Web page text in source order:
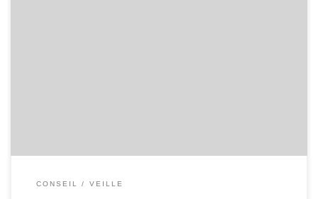
CONSEIL VEILLE